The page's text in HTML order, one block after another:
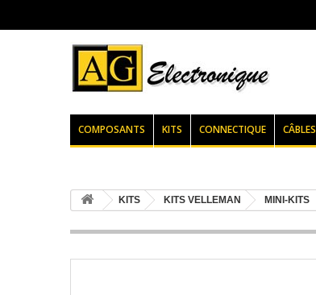
COMPOSANTS KITS CONNECTIQUE CÂBLES
KITS KITS VELLEMAN MINI-KITS